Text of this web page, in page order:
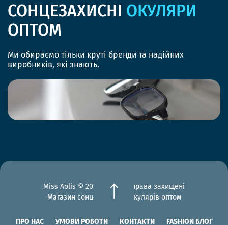
СОНЦЕЗАХИСНІ ОКУЛЯРИ
ОПТОМ
Ми обираємо тільки круті бренди та надійних
виробників, які знають.
Miss Aolis © 2012-2026 Всі права захищені
Магазин сонцезахисних окулярів оптом
ПРО НАС УМОВИ РОБОТИ КОНТАКТИ FASHION БЛОГ